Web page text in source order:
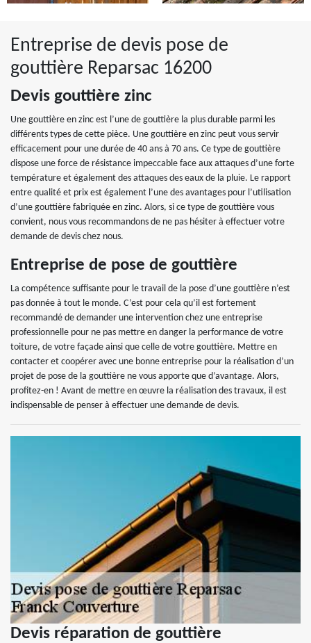
Entreprise de devis pose de
gouttière Reparsac 16200
Devis gouttière zinc
Une gouttière en zinc est l’une de gouttière la plus durable parmi les
différents types de cette pièce. Une gouttière en zinc peut vous servir
efficacement pour une durée de 40 ans à 70 ans. Ce type de gouttière
dispose une force de résistance impeccable face aux attaques d’une forte
température et également des attaques des eaux de la pluie. Le rapport
entre qualité et prix est également l’une des avantages pour l’utilisation
d’une gouttière fabriquée en zinc. Alors, si ce type de gouttière vous
convient, nous vous recommandons de ne pas hésiter à effectuer votre
demande de devis chez nous.
Entreprise de pose de gouttière
La compétence suffisante pour le travail de la pose d’une gouttière n’est
pas donnée à tout le monde. C’est pour cela qu’il est fortement
recommandé de demander une intervention chez une entreprise
professionnelle pour ne pas mettre en danger la performance de votre
toiture, de votre façade ainsi que celle de votre gouttière. Mettre en
contacter et coopérer avec une bonne entreprise pour la réalisation d’un
projet de pose de la gouttière ne vous apporte que d’avantage. Alors,
profitez-en ! Avant de mettre en œuvre la réalisation des travaux, il est
indispensable de penser à effectuer une demande de devis.
Devis réparation de gouttière